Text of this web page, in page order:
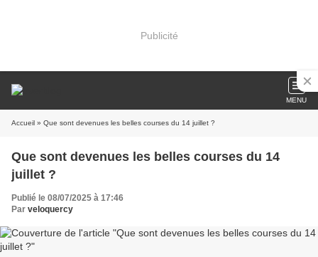
Publicité
MENU
Accueil » Que sont devenues les belles courses du 14 juillet ?
Que sont devenues les belles courses du 14
juillet ?
Publié le 08/07/2025 à 17:46
Par veloquercy